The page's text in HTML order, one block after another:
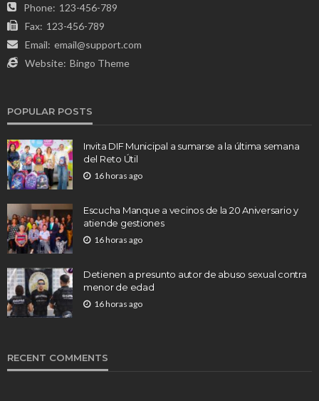
Phone: 123-456-789
Fax: 123-456-789
Email: email@support.com
Website: Bingo Theme
POPULAR POSTS
Invita DIF Municipal a sumarse a la última semana
del Reto Útil
16 horas ago
Escucha Manque a vecinos de la 20 Aniversario y
atiende gestiones
16 horas ago
Detienen a presunto autor de abuso sexual contra
menor de edad
16 horas ago
RECENT COMMENTS